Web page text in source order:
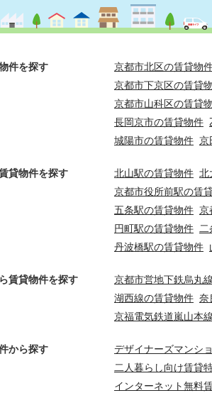
件を探す
京都市北区の賃貸物
京都市下京区の賃貸
京都市山科区の賃貸
長岡京市の賃貸物件
城陽市の賃貸物件 京
貸物件を探す 北山駅の賃貸物件 北
京都市役所前駅の賃
五条駅の賃貸物件 京
円町駅の賃貸物件
丹波橋駅の賃貸物件
賃貸物件を探す
京都市営地下鉄烏丸
湖西線の賃貸物件 奈
京福電気鉄道嵐山本
から探す
デザイナーズマンシ
二人暮らし向け賃貸
インターネット無料